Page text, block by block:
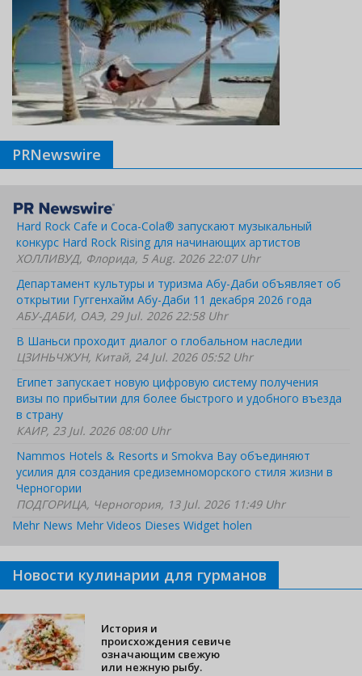
PRNewswire
Hard Rock Cafe и Coca-Cola® запускают музыкальный
конкурс Hard Rock Rising для начинающих артистов
ХОЛЛИВУД, Флорида, 5 Aug. 2026 22:07 Uhr
Департамент культуры и туризма Абу-Даби объявляет об
открытии Гуггенхайм Абу-Даби 11 декабря 2026 года
АБУ-ДАБИ, ОАЭ, 29 Jul. 2026 22:58 Uhr
В Шаньси проходит диалог о глобальном наследии
ЦЗИНЬЧЖУН, Китай, 24 Jul. 2026 05:52 Uhr
Египет запускает новую цифровую систему получения
визы по прибытии для более быстрого и удобного въезда
в страну
КАИР, 23 Jul. 2026 08:00 Uhr
Nammos Hotels & Resorts и Smokva Bay объединяют
усилия для создания средиземноморского стиля жизни в
Черногории
ПОДГОРИЦА, Черногория, 13 Jul. 2026 11:49 Uhr
Mehr News Mehr Videos Dieses Widget holen
Новости кулинарии для гурманов
История и
происхождения севиче
означающим свежую
или нежную рыбу.